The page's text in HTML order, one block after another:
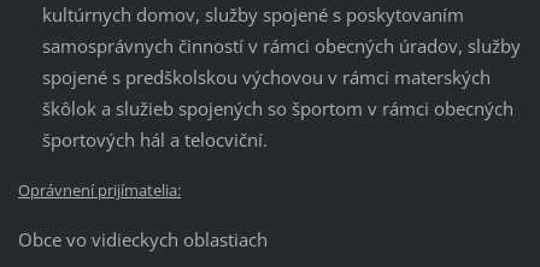
kultúrnych domov, služby spojené s poskytovaním
samosprávnych činností v rámci obecných úradov, služby
spojené s predškolskou výchovou v rámci materských
škôlok a služieb spojených so športom v rámci obecných
športových hál a telocviční.
Oprávnení prijímatelia:
Obce vo vidieckych oblastiach